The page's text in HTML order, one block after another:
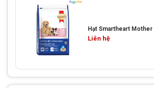
Hạt Smartheart Mother
Liên hệ